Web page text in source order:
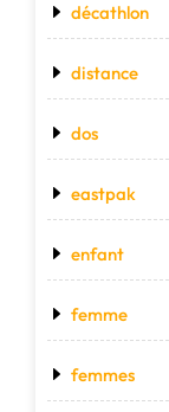
décathlon
distance
dos
eastpak
enfant
femme
femmes